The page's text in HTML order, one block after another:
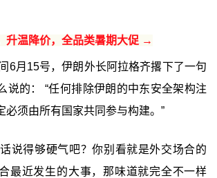
升温降价，全品类暑期大促 →
6月15号，伊朗外长阿拉格齐撂下了一句
说的： “任何排除伊朗的中东安全架构注
必须由所有国家共同参与构建。”
说得够硬气吧？你别看就是外交场合的
最近发生的大事，那味道就完全不一样